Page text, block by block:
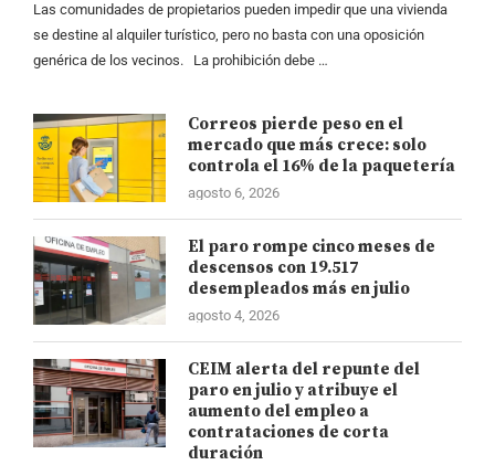
Las comunidades de propietarios pueden impedir que una vivienda
se destine al alquiler turístico, pero no basta con una oposición
genérica de los vecinos. La prohibición debe …
Correos pierde peso en el
mercado que más crece: solo
controla el 16% de la paquetería
agosto 6, 2026
El paro rompe cinco meses de
descensos con 19.517
desempleados más en julio
agosto 4, 2026
CEIM alerta del repunte del
paro en julio y atribuye el
aumento del empleo a
contrataciones de corta
duración